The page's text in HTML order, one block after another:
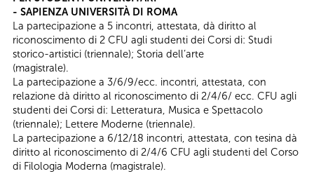
- SAPIENZA UNIVERSITÀ DI ROMA
La partecipazione a 5 incontri, attestata, dà diritto al
riconoscimento di 2 CFU agli studenti dei Corsi di: Studi
storico-artistici (triennale); Storia dell’arte
(magistrale).
La partecipazione a 3/6/9/ecc. incontri, attestata, con
relazione dà diritto al riconoscimento di 2/4/6/ ecc. CFU agli
studenti dei Corsi di: Letteratura, Musica e Spettacolo
(triennale); Lettere Moderne (triennale).
La partecipazione a 6/12/18 incontri, attestata, con tesina dà
diritto al riconoscimento di 2/4/6 CFU agli studenti del Corso
di Filologia Moderna (magistrale).